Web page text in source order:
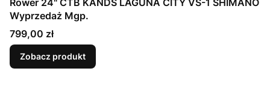
Rower 24" CTB KANDS LAGUNA CITY VS-1 SHIMANO
Wyprzedaż Mgp.
Cena
799,00 zł
Zobacz produkt